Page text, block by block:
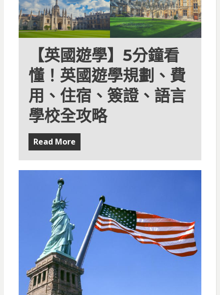
【英國遊學】5分鐘看
懂！英國遊學規劃、費
用、住宿、簽證、語言
學校全攻略
Read More